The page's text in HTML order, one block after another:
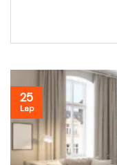
25
Lap